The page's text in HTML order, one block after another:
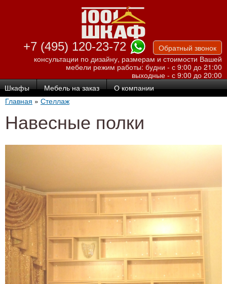
Перейти к
основному
содержанию
+7 (495) 120-23-72
Обратный звонок
консультации по дизайну, размерам и стоимости Вашей
мебели режим работы: будни - с 9:00 до 21:00
выходные - с 9:00 до 20:00
Шкафы Мебель на заказ О компании
Главная » Стеллаж
Навесные полки